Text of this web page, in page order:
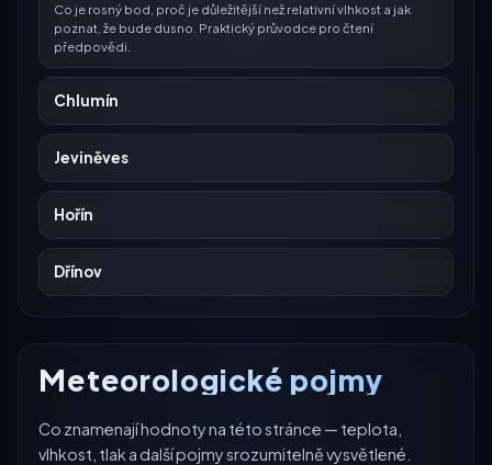
Co je rosný bod, proč je důležitější než relativní vlhkost a jak
poznat, že bude dusno. Praktický průvodce pro čtení
předpovědi.
Chlumín
Jeviněves
Hořín
Dřínov
Meteorologické pojmy
Co znamenají hodnoty na této stránce — teplota,
vlhkost, tlak a další pojmy srozumitelně vysvětlené.